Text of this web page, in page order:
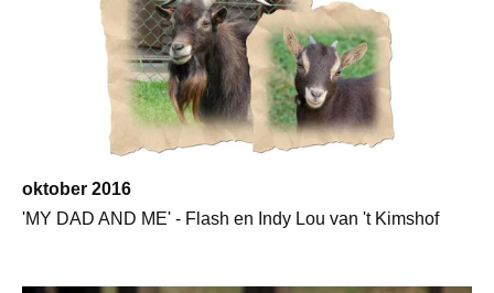
oktober 2016
'MY DAD AND ME' - Flash en Indy Lou van 't Kimshof